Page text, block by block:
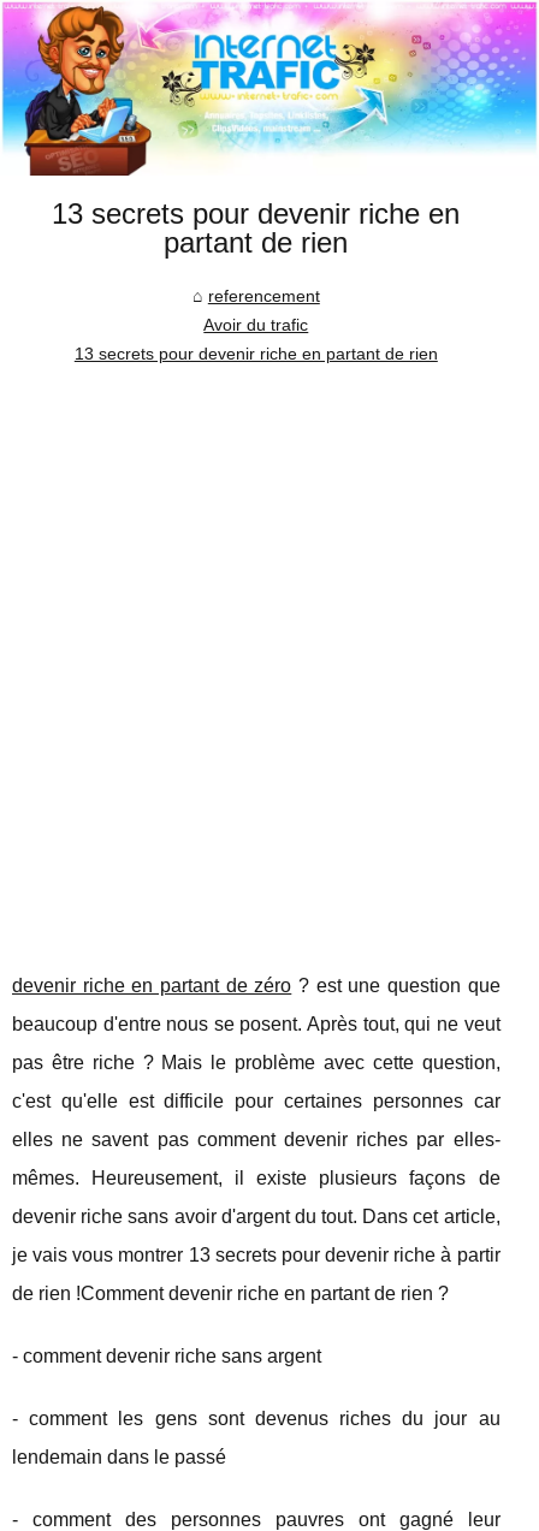
13 secrets pour devenir riche en
partant de rien
referencement
Avoir du trafic
13 secrets pour devenir riche en partant de rien
devenir riche en partant de zéro ? est une question que
beaucoup d'entre nous se posent. Après tout, qui ne veut
pas être riche ? Mais le problème avec cette question,
c'est qu'elle est difficile pour certaines personnes car
elles ne savent pas comment devenir riches par elles-
mêmes. Heureusement, il existe plusieurs façons de
devenir riche sans avoir d'argent du tout. Dans cet article,
je vais vous montrer 13 secrets pour devenir riche à partir
de rien !Comment devenir riche en partant de rien ?
- comment devenir riche sans argent
- comment les gens sont devenus riches du jour au
lendemain dans le passé
- comment des personnes pauvres ont gagné leur